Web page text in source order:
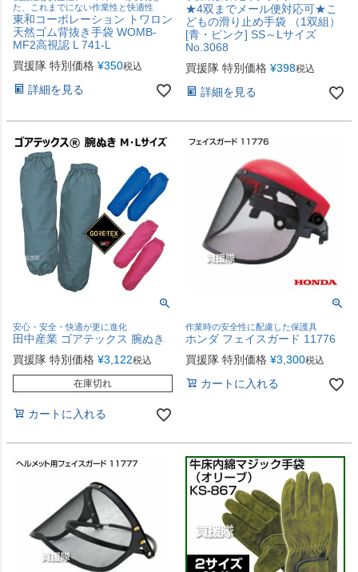
た、これまでにない作業性と快適性
東和コーポレーション トワロン
天然ゴム背抜き手袋 WOMB-
MF2高視認 L 741-L
買援隊 特別価格 ¥350税込
詳細を見る
★4双までメール便対応可★こ
どもの滑り止め手袋 （1双組）
[青・ピンク] SS～Lサイズ
No.3068
買援隊 特別価格 ¥398税込
詳細を見る
安心・安全・快適が更に進化
田中産業 ゴアテックス 腕ぬき
買援隊 特別価格 ¥3,122税込
在庫切れ
カートに入れる
作業時の安全性に配慮した保護具
ホンダ フェイスガード 11776
買援隊 特別価格 ¥3,300税込
カートに入れる